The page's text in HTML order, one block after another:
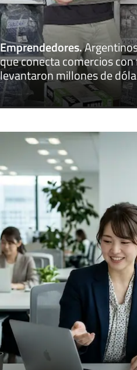
Emprendedores.
que conecta comercios
levantaron millones de